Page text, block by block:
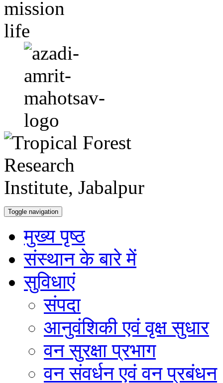
Toggle navigation
मुख्य पृष्ठ
संस्थान के बारे में
सुविधाएं
संपदा
आनुवंशिकी एवं वृक्ष सुधार
वन सुरक्षा प्रभाग
वन संवर्धन एवं वन प्रबंधन